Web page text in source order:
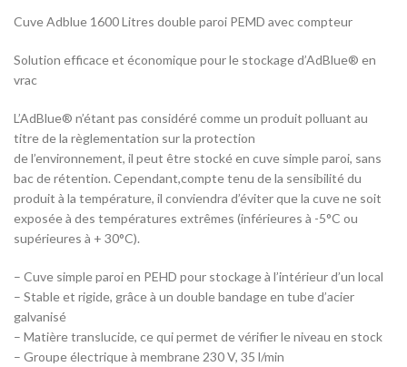
Cuve Adblue 1600 Litres double paroi PEMD avec compteur
Solution efficace et économique pour le stockage d’AdBlue® en
vrac
L’AdBlue® n’étant pas considéré comme un produit polluant au
titre de la règlementation sur la protection
de l’environnement, il peut être stocké en cuve simple paroi, sans
bac de rétention. Cependant,compte tenu de la sensibilité du
produit à la température, il conviendra d’éviter que la cuve ne soit
exposée à des températures extrêmes (inférieures à -5°C ou
supérieures à + 30°C).
– Cuve simple paroi en PEHD pour stockage à l’intérieur d’un local
– Stable et rigide, grâce à un double bandage en tube d’acier
galvanisé
– Matière translucide, ce qui permet de vérifier le niveau en stock
– Groupe électrique à membrane 230 V, 35 l/min